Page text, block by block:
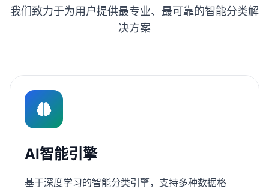
我们致力于为用户提供最专业、最可靠的智能分类解
决方案
AI智能引擎
基于深度学习的智能分类引擎，支持多种数据格